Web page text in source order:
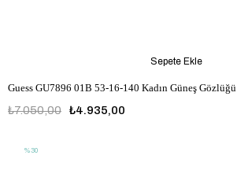
Guess GU7896 01B 53-16-140 Kadın Güneş Gözlüğü
₺4.935,00
₺7.050,00
Sepete Ekle
%30